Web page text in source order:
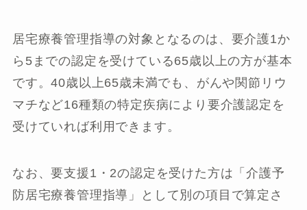
居宅療養管理指導の対象となるのは、要介護1か
ら5までの認定を受けている65歳以上の方が基本
です。40歳以上65歳未満でも、がんや関節リウ
マチなど16種類の特定疾病により要介護認定を
受けていれば利用できます。
なお、要支援1・2の認定を受けた方は「介護予
防居宅療養管理指導」として別の項目で算定さ